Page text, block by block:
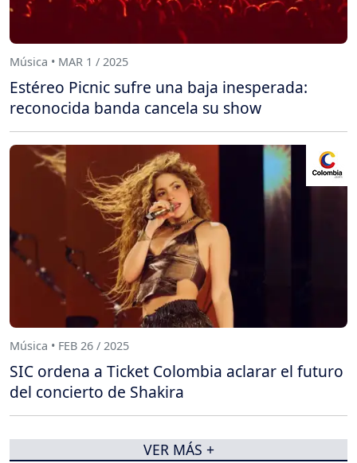
Música • MAR 1 / 2025
Estéreo Picnic sufre una baja inesperada:
reconocida banda cancela su show
Música • FEB 26 / 2025
SIC ordena a Ticket Colombia aclarar el futuro
del concierto de Shakira
VER MÁS +